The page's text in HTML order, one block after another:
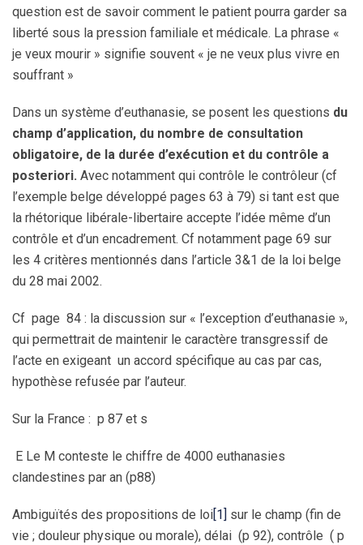
question est de savoir comment le patient pourra garder sa
liberté sous la pression familiale et médicale. La phrase «
je veux mourir » signifie souvent « je ne veux plus vivre en
souffrant »
Dans un système d’euthanasie, se posent les questions du
champ d’application, du nombre de consultation
obligatoire, de la durée d’exécution et du contrôle a
posteriori. Avec notamment qui contrôle le contrôleur (cf
l’exemple belge développé pages 63 à 79) si tant est que
la rhétorique libérale-libertaire accepte l’idée même d’un
contrôle et d’un encadrement. Cf notamment page 69 sur
les 4 critères mentionnés dans l’article 3&1 de la loi belge
du 28 mai 2002.
Cf page 84 : la discussion sur « l’exception d’euthanasie »,
qui permettrait de maintenir le caractère transgressif de
l’acte en exigeant un accord spécifique au cas par cas,
hypothèse refusée par l’auteur.
Sur la France : p 87 et s
E Le M conteste le chiffre de 4000 euthanasies
clandestines par an (p88)
Ambiguïtés des propositions de loi[1] sur le champ (fin de
vie ; douleur physique ou morale), délai (p 92), contrôle ( p